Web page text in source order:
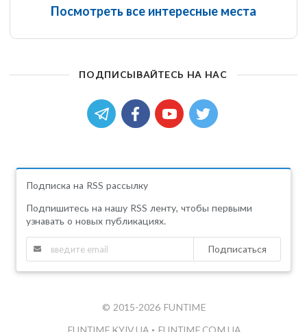
Посмотреть все интересные места
ПОДПИСЫВАЙТЕСЬ НА НАС
Подписка на RSS рассылку
Подпишитесь на нашу RSS ленту, чтобы первыми
узнавать о новых публикациях.
Подписаться
© 2015-2026 FUNTIME